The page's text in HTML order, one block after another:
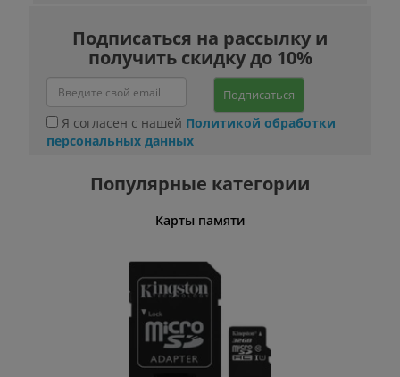
Подписаться на рассылку и
получить скидку до 10%
Подписаться
Я согласен с нашей Политикой обработки
персональных данных
Популярные категории
Карты памяти